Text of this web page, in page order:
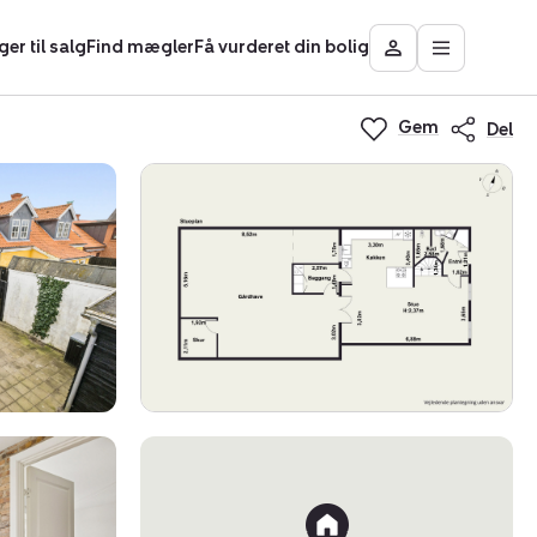
til salgFind mæglerFå vurderet din bolig
Besøg
Mit
Nybolig
Åbn
Gem Del